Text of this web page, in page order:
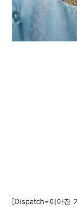
[Dispatch=이아진